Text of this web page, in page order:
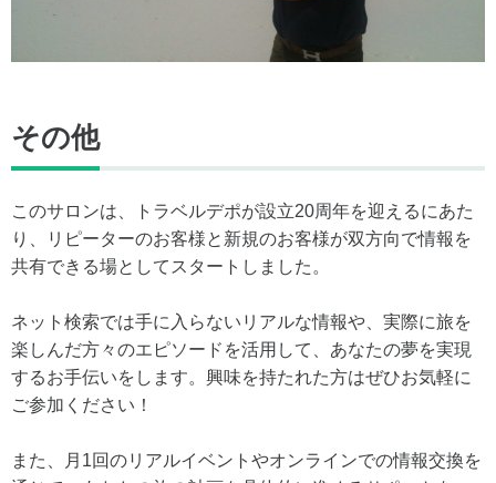
その他
このサロンは、トラベルデポが設立20周年を迎えるにあた
り、リピーターのお客様と新規のお客様が双方向で情報を
共有できる場としてスタートしました。
ネット検索では手に入らないリアルな情報や、実際に旅を
楽しんだ方々のエピソードを活用して、あなたの夢を実現
するお手伝いをします。興味を持たれた方はぜひお気軽に
ご参加ください！
また、月1回のリアルイベントやオンラインでの情報交換を